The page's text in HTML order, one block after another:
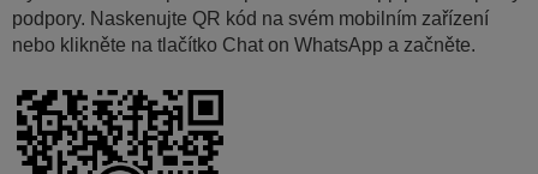
podpory. Naskenujte QR kód na svém mobilním zařízení
nebo klikněte na tlačítko Chat on WhatsApp a začněte.